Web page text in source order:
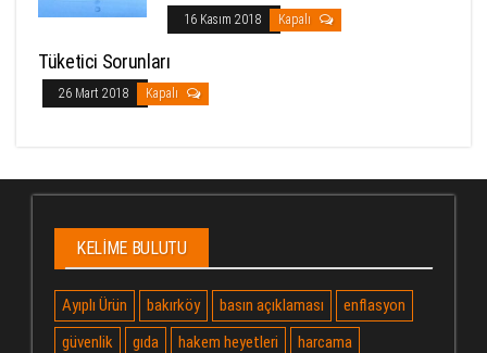
16 Kasım 2018 Kapalı
Tüketici Sorunları
26 Mart 2018 Kapalı
KELIME BULUTU
Ayıplı Ürün bakırköy basın açıklaması
enflasyon
güvenlik
gıda hakem heyetleri
harcama